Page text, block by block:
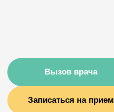
Вызов врача
Записаться на прием